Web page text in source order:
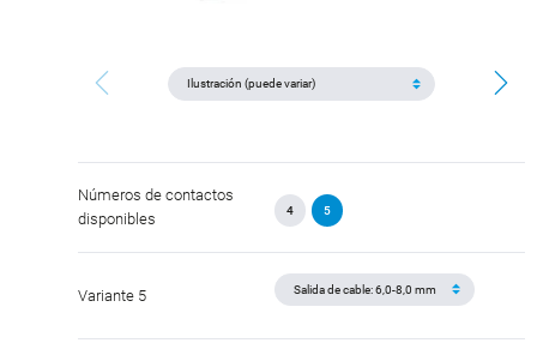
Números de contactos
disponibles
4 5
Variante 5